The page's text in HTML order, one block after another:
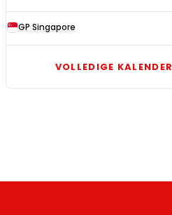
GP Singapore
VOLLEDIGE KALENDER